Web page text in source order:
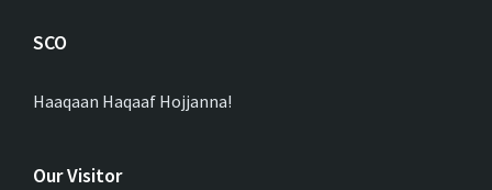
SCO
Haaqaan Haqaaf Hojjanna!
Our Visitor